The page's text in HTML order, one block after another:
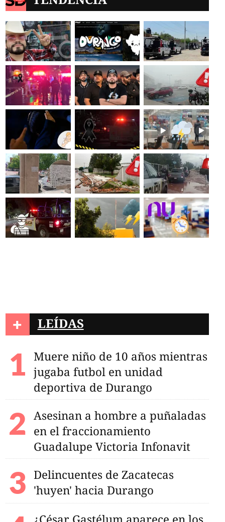
del jefe del
de
+ LEÍDAS
Muere niño de 10 años mientras
jugaba futbol en unidad
deportiva de Durango
Asesinan a hombre a puñaladas
en el fraccionamiento
Guadalupe Victoria Infonavit
Delincuentes de Zacatecas
'huyen' hacia Durango